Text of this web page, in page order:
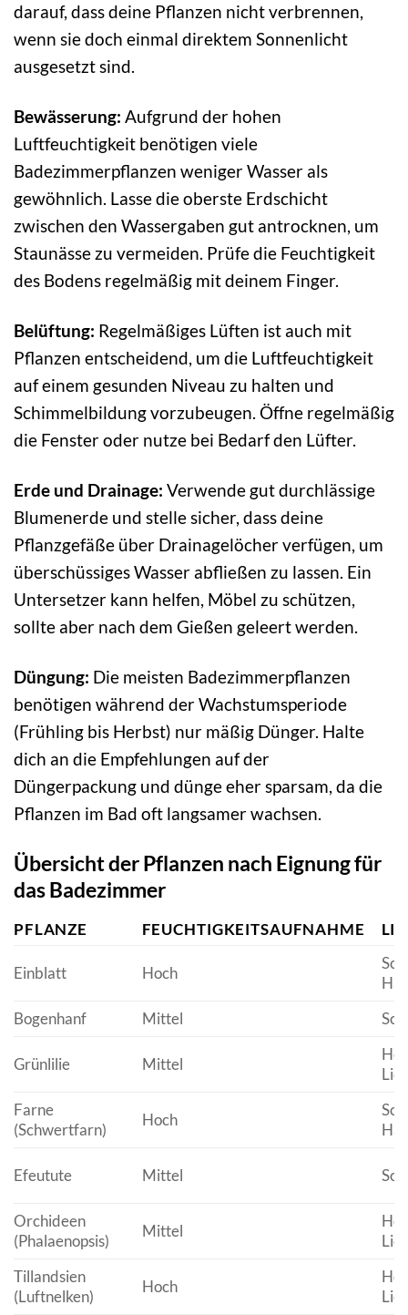
darauf, dass deine Pflanzen nicht verbrennen,
wenn sie doch einmal direktem Sonnenlicht
ausgesetzt sind.
Bewässerung: Aufgrund der hohen
Luftfeuchtigkeit benötigen viele
Badezimmerpflanzen weniger Wasser als
gewöhnlich. Lasse die oberste Erdschicht
zwischen den Wassergaben gut antrocknen, um
Staunässe zu vermeiden. Prüfe die Feuchtigkeit
des Bodens regelmäßig mit deinem Finger.
Belüftung: Regelmäßiges Lüften ist auch mit
Pflanzen entscheidend, um die Luftfeuchtigkeit
auf einem gesunden Niveau zu halten und
Schimmelbildung vorzubeugen. Öffne regelmäßig
die Fenster oder nutze bei Bedarf den Lüfter.
Erde und Drainage: Verwende gut durchlässige
Blumenerde und stelle sicher, dass deine
Pflanzgefäße über Drainagelöcher verfügen, um
überschüssiges Wasser abfließen zu lassen. Ein
Untersetzer kann helfen, Möbel zu schützen,
sollte aber nach dem Gießen geleert werden.
Düngung: Die meisten Badezimmerpflanzen
benötigen während der Wachstumsperiode
(Frühling bis Herbst) nur mäßig Dünger. Halte
dich an die Empfehlungen auf der
Düngerpackung und dünge eher sparsam, da die
Pflanzen im Bad oft langsamer wachsen.
Übersicht der Pflanzen nach Eignung für
das Badezimmer
PFLANZE FEUCHTIGKEITSAUFNAHME
Einblatt Hoch
Bogenhanf
Mittel
Grünlilie Mittel
Farne
(Schwertfarn)
Hoch
Efeutute Mittel
Orchideen
(Phalaenopsis)
Mittel
Tillandsien
(Luftnelken)
Hoch